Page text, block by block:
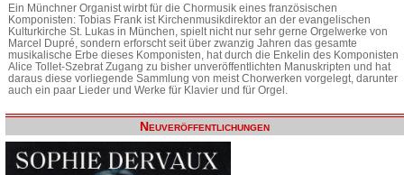
Ein Münchner Organist wirbt für die Chormusik eines französischen
Komponisten: Tobias Frank ist Kirchenmusikdirektor an der evangelischen
Kulturkirche St. Lukas in München, spielt nicht nur sehr gerne Orgelwerke von
Marcel Dupré, sondern erforscht seit über zwanzig Jahren das gesamte
musikalische Erbe dieses Komponisten, hat durch die Enkelin des Komponisten
Alice Tollet-Szebrat Zugang zu bisher unveröffentlichten Manuskripten und hat
daraus diese vorliegende Sammlung von meist Chorwerken vorgelegt, darunter
auch ein paar Lieder und Werke für Klavier und für Orgel.
Neuveröffentlichungen